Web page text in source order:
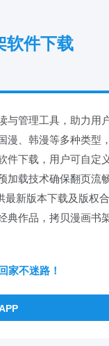
软件下载
与管理工具，助力用
漫、韩漫等多种类型
下载，用户可自定
加载技术确保翻页流
新版本下载及版权
典作品，拷贝漫画书
家不迷路！